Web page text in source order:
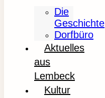
Die
Geschichte
Dorfbüro
Aktuelles
aus
Lembeck
Kultur